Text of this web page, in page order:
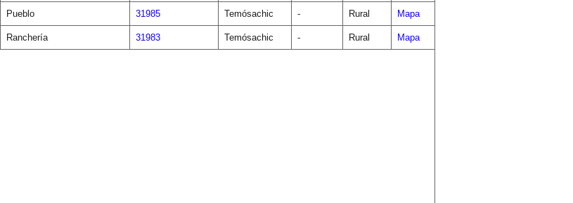
Pueblo 31985 Temósachic - Rural Mapa
Ranchería 31983 Temósachic - Rural Mapa